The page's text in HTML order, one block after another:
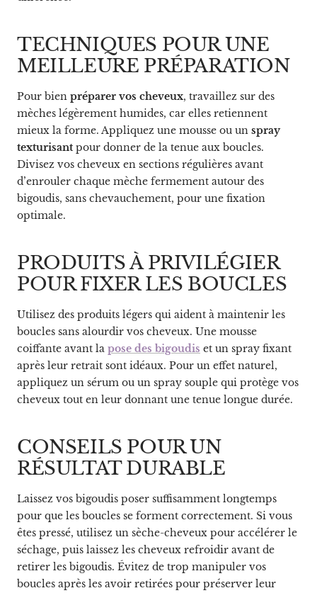
TECHNIQUES POUR UNE
MEILLEURE PRÉPARATION
Pour bien préparer vos cheveux, travaillez sur des
mèches légèrement humides, car elles retiennent
mieux la forme. Appliquez une mousse ou un spray
texturisant pour donner de la tenue aux boucles.
Divisez vos cheveux en sections régulières avant
d’enrouler chaque mèche fermement autour des
bigoudis, sans chevauchement, pour une fixation
optimale.
PRODUITS À PRIVILÉGIER
POUR FIXER LES BOUCLES
Utilisez des produits légers qui aident à maintenir les
boucles sans alourdir vos cheveux. Une mousse
coiffante avant la pose des bigoudis et un spray fixant
après leur retrait sont idéaux. Pour un effet naturel,
appliquez un sérum ou un spray souple qui protège vos
cheveux tout en leur donnant une tenue longue durée.
CONSEILS POUR UN
RÉSULTAT DURABLE
Laissez vos bigoudis poser suffisamment longtemps
pour que les boucles se forment correctement. Si vous
êtes pressé, utilisez un sèche-cheveux pour accélérer le
séchage, puis laissez les cheveux refroidir avant de
retirer les bigoudis. Évitez de trop manipuler vos
boucles après les avoir retirées pour préserver leur